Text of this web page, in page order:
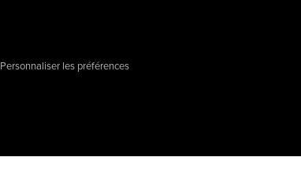
Personnaliser les préférences